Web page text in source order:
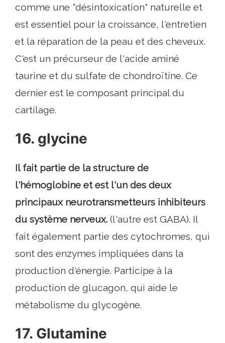
comme une "désintoxication" naturelle et
est essentiel pour la croissance, l'entretien
et la réparation de la peau et des cheveux.
C'est un précurseur de l'acide aminé
taurine et du sulfate de chondroïtine. Ce
dernier est le composant principal du
cartilage.
16. glycine
Il fait partie de la structure de
l'hémoglobine et est l'un des deux
principaux neurotransmetteurs inhibiteurs
du système nerveux. (l'autre est GABA). Il
fait également partie des cytochromes, qui
sont des enzymes impliquées dans la
production d'énergie. Participe à la
production de glucagon, qui aide le
métabolisme du glycogène.
17. Glutamine